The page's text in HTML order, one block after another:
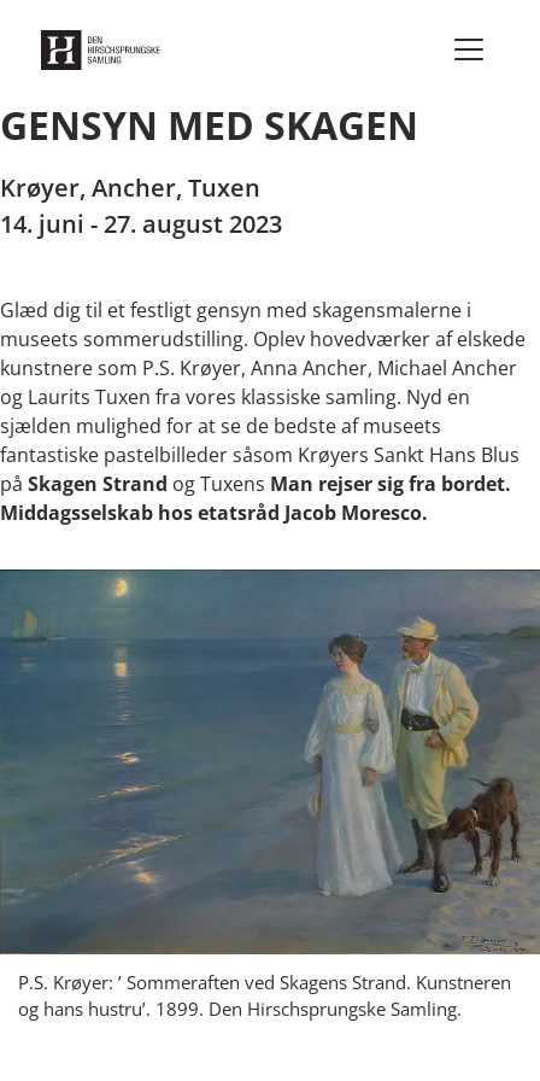
GENSYN MED SKAGEN
Krøyer, Ancher, Tuxen
14. juni - 27. august 2023
Glæd dig til et festligt gensyn med skagensmalerne i
museets sommerudstilling. Oplev hovedværker af elskede
kunstnere som P.S. Krøyer, Anna Ancher, Michael Ancher
og Laurits Tuxen fra vores klassiske samling. Nyd en
sjælden mulighed for at se de bedste af museets
fantastiske pastelbilleder såsom Krøyers Sankt Hans Blus
på Skagen Strand og Tuxens Man rejser sig fra bordet.
Middagsselskab hos etatsråd Jacob Moresco.
P.S. Krøyer: ’ Sommeraften ved Skagens Strand. Kunstneren
og hans hustru’. 1899. Den Hirschsprungske Samling.